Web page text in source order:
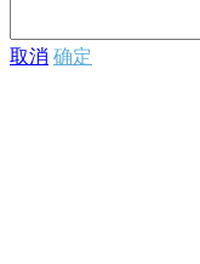
取消 确定